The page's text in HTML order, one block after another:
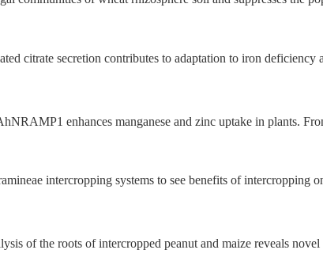
citrate secretion contributes to adaptation to iron deficiency
enhances manganese and zinc uptake in plants.
intercropping systems to see benefits of intercropping
of the roots of intercropped peanut and maize reveals novel